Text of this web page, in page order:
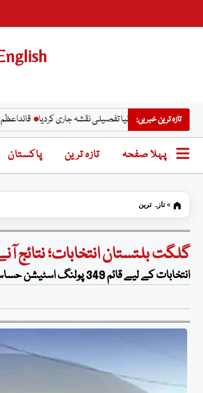
تازہ ترین خبریں:
نے چاند کا نیا تفصیلی نقشہ جاری کردیا قائداعظم کا فرمان
پہلا صفحہ تازہ ترین پاکستان
»تازہ ترین
گلگت بلتستان انتخابات؛ نتائج
انتخابات کے لیے قائم 349 پولنگ اسٹیشن حساس اور 551 انتہائی حساس قرار دیے گئے تھے